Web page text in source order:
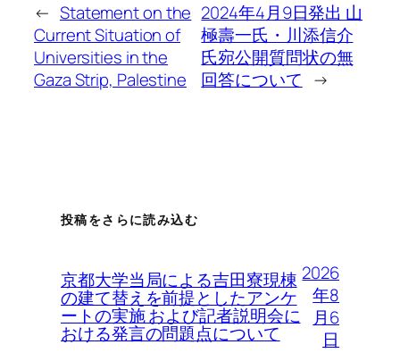
← Statement on the
Current Situation of
Universities in the
Gaza Strip, Palestine
2024年4月9日発出 山
極壽一氏・川添信介
氏宛公開質問状の無
回答について →
投稿をさらに読み込む
京都大学当局による吉田寮現棟
の建て替えを前提としたアンケ
ートの実施 および記者説明会に
おける発言の問題点について
2026
年8
月6
日